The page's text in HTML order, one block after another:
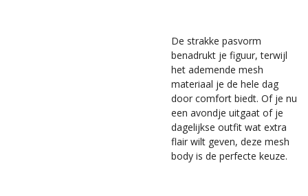
De strakke pasvorm
benadrukt je figuur, terwijl
het ademende mesh
materiaal je de hele dag
door comfort biedt. Of je nu
een avondje uitgaat of je
dagelijkse outfit wat extra
flair wilt geven, deze mesh
body is de perfecte keuze.